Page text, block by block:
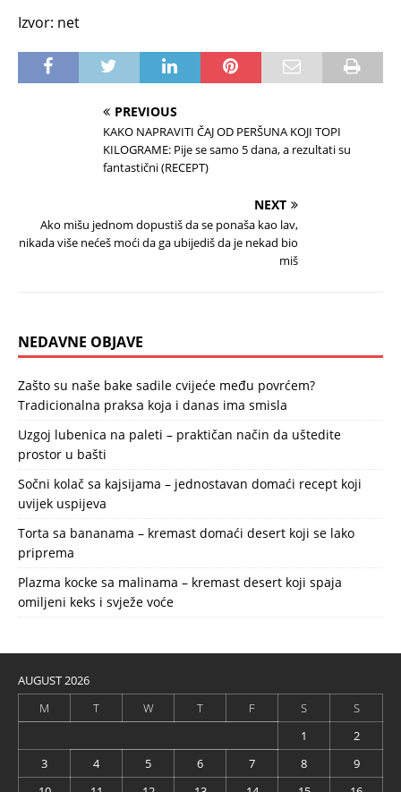
Izvor: net
PREVIOUS
KAKO NAPRAVITI ČAJ OD PERŠUNA KOJI TOPI
KILOGRAME: Pije se samo 5 dana, a rezultati su
fantastični (RECEPT)
NEXT
Ako mišu jednom dopustiš da se ponaša kao lav,
nikada više nećeš moći da ga ubijediš da je nekad bio
miš
NEDAVNE OBJAVE
Zašto su naše bake sadile cvijeće među povrćem?
Tradicionalna praksa koja i danas ima smisla
Uzgoj lubenica na paleti – praktičan način da uštedite
prostor u bašti
Sočni kolač sa kajsijama – jednostavan domaći recept koji
uvijek uspijeva
Torta sa bananama – kremast domaći desert koji se lako
priprema
Plazma kocke sa malinama – kremast desert koji spaja
omiljeni keks i svježe voće
AUGUST 2026
M
T W T F S
S
1
2
3
4 5 6 7 8
9